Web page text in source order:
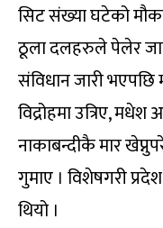
सिट संख्या घटेको
ठूला दलहरुले पेलेर
संविधान जारी
विद्रोहमा उत्रिए,
नाकाबन्दीकै मार
गुमाए । विशेषगरी
थियो ।